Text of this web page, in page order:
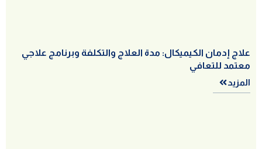
علاج إدمان الكيميكال: مدة العلاج والتكلفة وبرنامج علاجي
معتمد للتعافي
المزيد